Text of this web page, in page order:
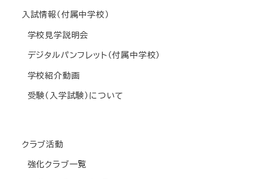
入試情報(付属中学校)
学校見学説明会
デジタルパンフレット(付属中学校)
学校紹介動画
受験(入学試験)について
クラブ活動
強化クラブ一覧